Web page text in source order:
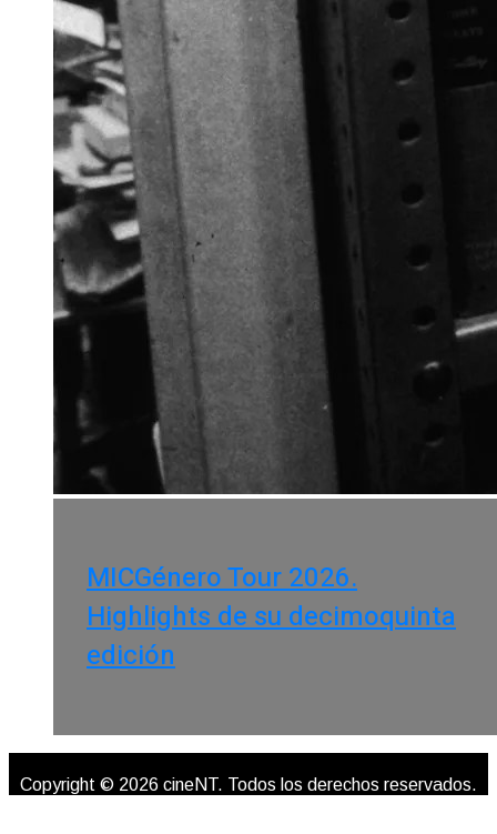
MICGénero Tour 2026.
Highlights de su decimoquinta
edición
Copyright © 2026 cineNT. Todos los derechos reservados.